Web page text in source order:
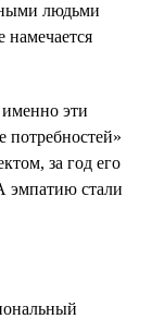
людьми
намечается
эти
за год его
эмпатию стали